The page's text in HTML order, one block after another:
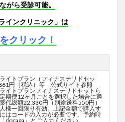
がら受診可能。
インクリニック」は
クリック！
ライトプラン（フィナステリドセッ
円（税込）等 公式サイト参照
イトプランフィナステリドセットら
期便12ヶ月ごとを選択した場合に適
代総額22,330円（別途送料550円）
様一回限り有効。上記金額で購入す
はコードの入力が必要です。予約時
docaga」とご入力ください。